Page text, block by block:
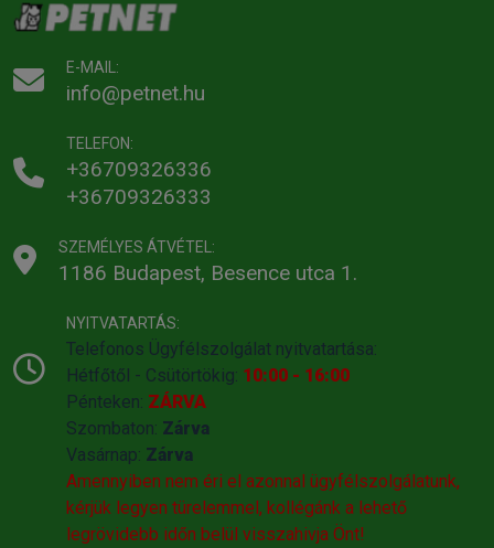
E-MAIL:
info@petnet.hu
TELEFON:
+36709326336
+36709326333
SZEMÉLYES ÁTVÉTEL:
1186 Budapest, Besence utca 1.
NYITVATARTÁS:
Telefonos Ügyfélszolgálat nyitvatartása:
Hétfőtől - Csütörtökig: 10:00 - 16:00
Pénteken: ZÁRVA
Szombaton: Zárva
Vasárnap: Zárva
Amennyiben nem éri el azonnal ügyfélszolgálatunk,
kérjük legyen türelemmel, kollégánk a lehető
legrövidebb időn belül visszahivja Önt!